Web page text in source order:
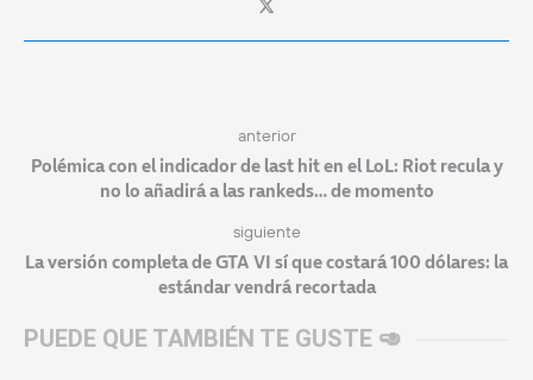
anterior
Polémica con el indicador de last hit en el LoL: Riot recula y
no lo añadirá a las rankeds… de momento
siguiente
La versión completa de GTA VI sí que costará 100 dólares: la
estándar vendrá recortada
PUEDE QUE TAMBIÉN TE GUSTE 🥑